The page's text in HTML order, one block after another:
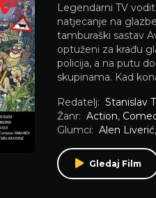
Legendarni TV
natjecanje na
tamburaški sastav
optuženi za krađu
policija, a na putu
skupinama. Kad
Redatelj: Stanislav
Žanr: Action,
Glumci: Alen Liverić,
Gledaj Film